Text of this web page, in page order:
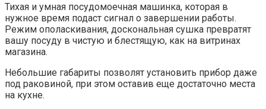
Тихая и умная посудомоечная машинка, которая в
нужное время подаст сигнал о завершении работы.
Режим ополаскивания, доскональная сушка превратят
вашу посуду в чистую и блестящую, как на витринах
магазина.
Небольшие габариты позволят установить прибор даже
под раковиной, при этом оставив еще достаточно места
на кухне.